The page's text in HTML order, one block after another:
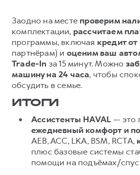
Заодно на месте проверим
комплектации, рассчитаем
программы, включая кредит
партнёрам) и оценим ваш
Trade-In за 15 минут. Можно
машину на 24 часа, чтобы
обсудить в семье.
ИТОГИ
Ассистенты HAVAL— это
ежедневный комфорт и
AEB, ACC, LKA, BSM, RCTA,
плюс базовые системы
помощи на подъёмах/